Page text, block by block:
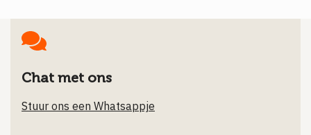
Chat met ons
Stuur ons een Whatsappje